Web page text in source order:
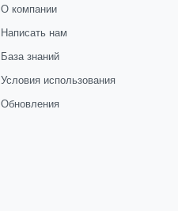
О компании
Написать нам
База знаний
Условия использования
Обновления